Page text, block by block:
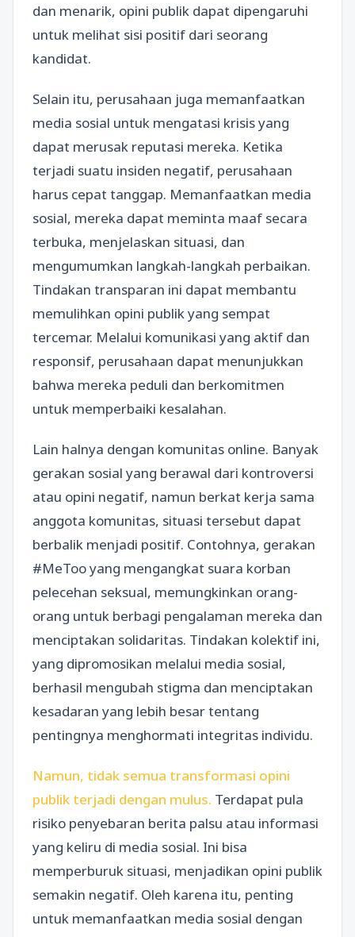
dan menarik, opini publik dapat dipengaruhi
untuk melihat sisi positif dari seorang
kandidat.
Selain itu, perusahaan juga memanfaatkan
media sosial untuk mengatasi krisis yang
dapat merusak reputasi mereka. Ketika
terjadi suatu insiden negatif, perusahaan
harus cepat tanggap. Memanfaatkan media
sosial, mereka dapat meminta maaf secara
terbuka, menjelaskan situasi, dan
mengumumkan langkah-langkah perbaikan.
Tindakan transparan ini dapat membantu
memulihkan opini publik yang sempat
tercemar. Melalui komunikasi yang aktif dan
responsif, perusahaan dapat menunjukkan
bahwa mereka peduli dan berkomitmen
untuk memperbaiki kesalahan.
Lain halnya dengan komunitas online. Banyak
gerakan sosial yang berawal dari kontroversi
atau opini negatif, namun berkat kerja sama
anggota komunitas, situasi tersebut dapat
berbalik menjadi positif. Contohnya, gerakan
#MeToo yang mengangkat suara korban
pelecehan seksual, memungkinkan orang-
orang untuk berbagi pengalaman mereka dan
menciptakan solidaritas. Tindakan kolektif ini,
yang dipromosikan melalui media sosial,
berhasil mengubah stigma dan menciptakan
kesadaran yang lebih besar tentang
pentingnya menghormati integritas individu.
Namun, tidak semua transformasi opini
publik terjadi dengan mulus. Terdapat pula
risiko penyebaran berita palsu atau informasi
yang keliru di media sosial. Ini bisa
memperburuk situasi, menjadikan opini publik
semakin negatif. Oleh karena itu, penting
untuk memanfaatkan media sosial dengan